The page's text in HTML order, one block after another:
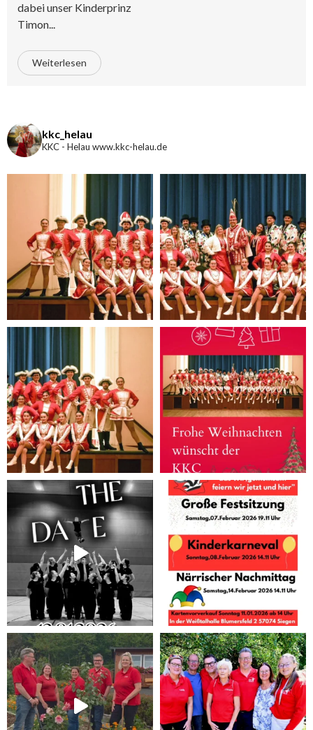
dabei unser Kinderprinz
Timon...
Weiterlesen
kkc_helau
KKC - Helau www.kkc-helau.de